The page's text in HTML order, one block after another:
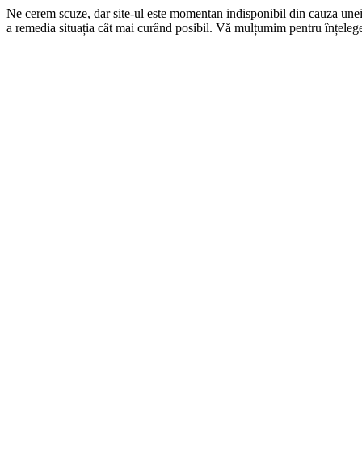
Ne cerem scuze, dar site-ul este momentan indisponibil din cauza
a remedia situația cât mai curând posibil. Vă mulțumim pentru